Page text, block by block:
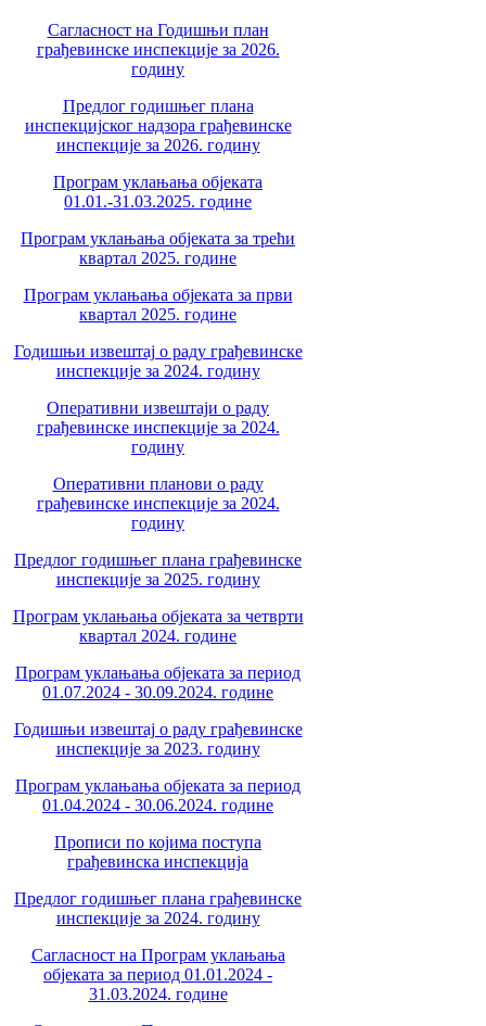
Сагласност на Годишњи план
грађевинске инспекције за 2026.
годину
Предлог годишњег плана
инспекцијског надзора грађевинске
инспекције за 2026. годину
Програм уклањања објеката
01.01.-31.03.2025. године
Програм уклањања објеката за трећи
квартал 2025. године
Програм уклањања објеката за први
квартал 2025. године
Годишњи извештај о раду грађевинске
инспекције за 2024. годину
Оперативни извештаји о раду
грађевинске инспекције за 2024.
годину
Оперативни планови о раду
грађевинске инспекције за 2024.
годину
Предлог годишњег плана грађевинске
инспекције за 2025. годину
Програм уклањања објеката за четврти
квартал 2024. године
Програм уклањања објеката за период
01.07.2024 - 30.09.2024. године
Годишњи извештај о раду грађевинске
инспекције за 2023. годину
Програм уклањања објеката за период
01.04.2024 - 30.06.2024. године
Прописи по којима поступа
грађевинска инспекција
Предлог годишњег плана грађевинске
инспекције за 2024. годину
Сагласност на Програм уклањања
објеката за период 01.01.2024 -
31.03.2024. године